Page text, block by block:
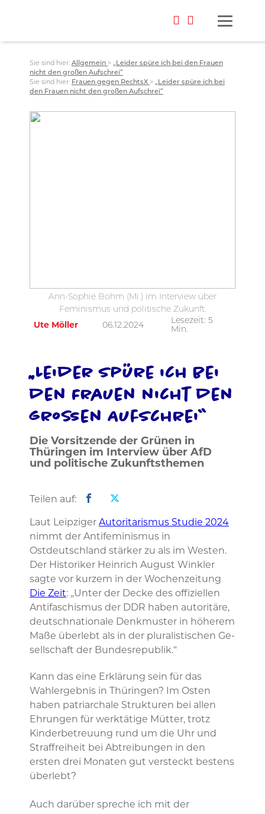
Sie sind hier: Allgemein > „Leider spüre ich bei den Frauen
nicht den großen Aufschrei“
Sie sind hier: Frauen gegen RechtsX > „Leider spüre ich bei
den Frauen nicht den großen Aufschrei“
Ann-Sophie Bohm (Mi.) im Interview über
Feminismus und politische Zukunft.
Ute Möller
06.12.2024 Lesezeit: 5
Min.
„Leider spüre ich bei
den Frauen nicht den
großen Aufschrei“
Die Vorsitzende der Grünen in
Thüringen im Interview über AfD
und politische Zukunftsthemen
Teilen auf:
Laut Leipziger Autoritarismus Studie 2024
nimmt der Antifeminismus in
Ostdeutschland stärker zu als im Westen.
Der Historiker Heinrich August Winkler
sagte vor kurzem in der Wochenzeitung
Die Zeit: „Un­ter der De­cke des of­fi­zi­el­len
An­ti­fa­schis­mus der DDR ha­ben au­to­ri­tä­re,
deutsch­na­tio­na­le Denk­mus­ter in hö­he­rem
Ma­ße über­lebt als in der plu­ra­lis­ti­schen Ge­
sell­schaft der Bun­des­re­pu­blik.“
Kann das eine Erklärung sein für das
Wahlergebnis in Thüringen? Im Osten
haben patriarchale Strukturen bei allen
Ehrungen für werktätige Mütter, trotz
Kinderbetreuung rund um die Uhr und
Straffreiheit bei Abtreibungen in den
ersten drei Monaten gut versteckt bestens
überlebt?
Auch darüber spreche ich mit der